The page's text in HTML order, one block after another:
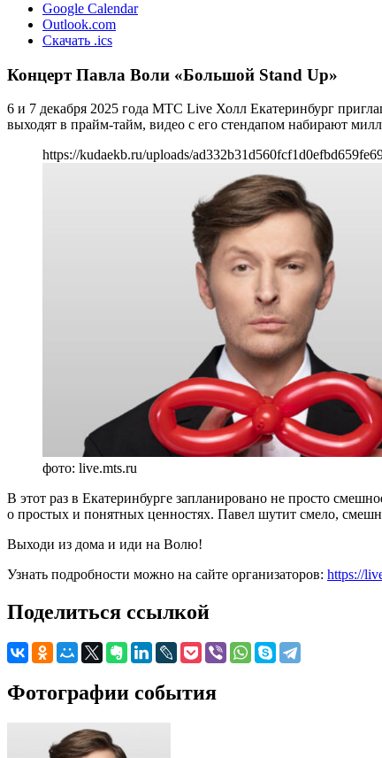
Google Calendar
Outlook.com
Скачать .ics
Концерт Павла Воли «Большой Stand Up»
6 и 7 декабря 2025 года МТС Live Холл Екатеринбург
выходят в прайм-тайм, видео с его стендапом набирают
https://kudaekb.ru/uploads/
фото: live.mts.ru
В этот раз в Екатеринбурге запланировано не просто
о простых и понятных ценностях. Павел шутит смело,
Выходи из дома и иди на Волю!
Узнать подробности можно на сайте организаторов: https://
Поделиться ссылкой
Фотографии события